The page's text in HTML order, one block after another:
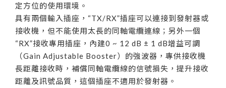
定方位的使用環境。
具有兩個輸入插座，“TX/RX”插座可以連接到發射器或
接收機，但不能使用太長的同軸電纜連線；另外一個
“RX”接收專用插座，內建0 ~ 12 dB ± 1 dB增益可調
（Gain Adjustable Booster）的強波器，專供接收機
長距離接收時，補償同軸電纜線的信號損失，提升接收
距離及訊號品質，這個插座不適用於發射器。